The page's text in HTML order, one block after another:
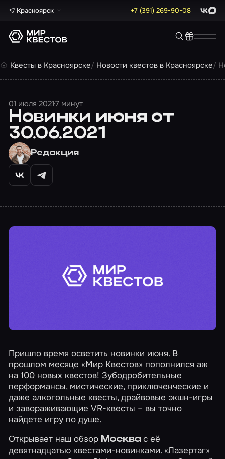
Красноярск +7 (391) 269-90-08 Max
Квесты в Красноярске Новости квестов в Красноярске
01 июля 20217 минут
Новинки июня от
30.06.2021
Редакция
Пришло время осветить новинки июня. В
прошлом месяце «Мир Квестов» пополнился аж
на 100 новых квестов! Зубодробительные
перформансы, мистические, приключенческие и
даже алкогольные квесты, драйвовые экшн-игры
и завораживающие VR-квесты – вы точно
найдете игру по душе.
Открывает наш обзор Москвас её
девятнадцатью квестами-новинками.«Лазертаг»